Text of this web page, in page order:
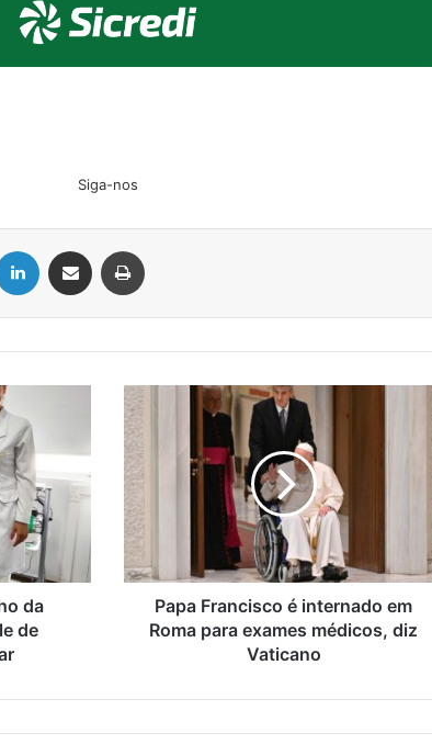
Siga-nos
Linkedin Compartilhar via e-mail
da
de
Papa
Francisco
é
internado
em
Roma
para
exames
médicos,
Vaticano
Papa Francisco é internado em
Roma para exames médicos, diz
Vaticano